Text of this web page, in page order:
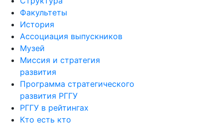
Факультеты
История
Ассоциация выпускников
Музей
Миссия и стратегия
развития
Программа стратегического
развития РГГУ
РГГУ в рейтингах
Кто есть кто